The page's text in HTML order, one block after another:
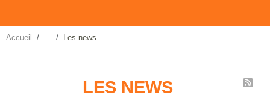
Accueil Les news
LES NEWS